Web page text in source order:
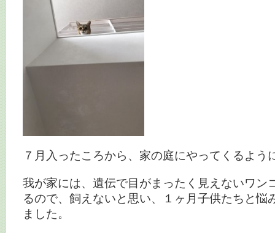
７月入ったころから、家の庭にやってくるよ
我が家には、遺伝で目がまったく見えないワン
るので、飼えないと思い、１ヶ月子供たちと悩
ました。